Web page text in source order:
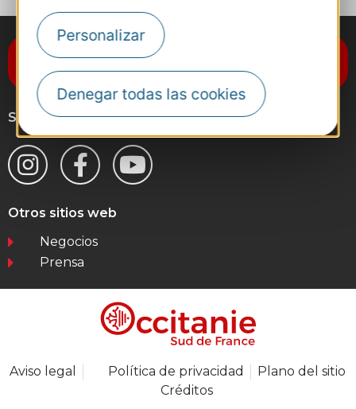
Personalizar
Denegar todas las cookies
Suscríbase al boletín de noticias
Destination Occitanie
Síganos
Otros sitios web
Negocios
Prensa
Aviso legal Política de privacidad
Plano del sitio
Créditos